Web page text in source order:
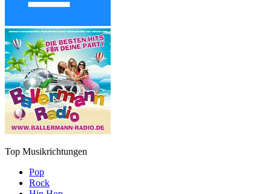
Top Musikrichtungen
Pop
Rock